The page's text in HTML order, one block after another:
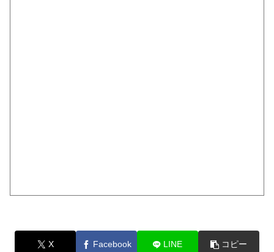
X Facebook LINE コピー